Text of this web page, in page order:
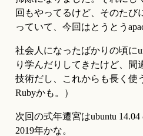
回もやってるけど、そのたび
っていて、今回はとうとう
社会人になったばかりの頃に
り学んだりしてきたけど、間
技術だし、これからも長く使
Rubyかも。）
次回の式年遷宮はubuntu
2019年かな。